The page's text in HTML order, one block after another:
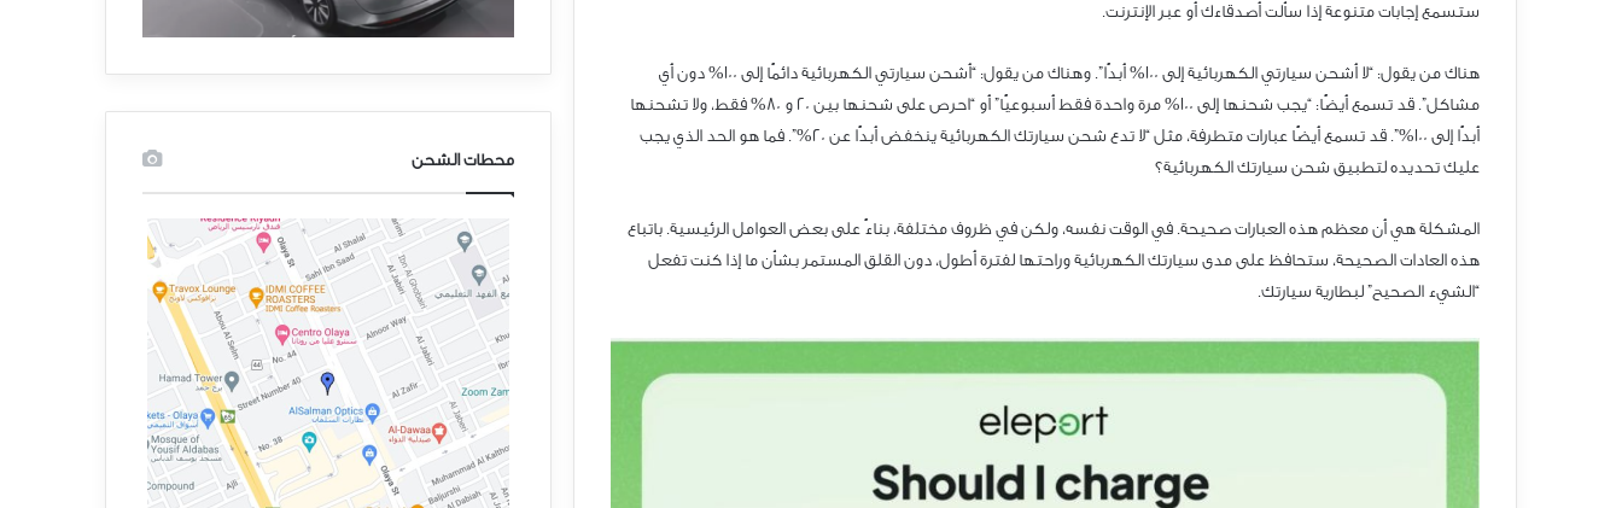
ستسمع إجابات متنوعة إذا سألت أصدقاءك أو عبر الإنترنت.
هناك من يقول: “لا أشحن سيارتي الكهربائية إلى 001% أبدًا”. وهناك من يقول: “أشحن سيارتي الكهربائية دائمًا إلى 001% دون أي
مشاكل”. قد تسمع أيضًا: “يجب شحنها إلى 001% مرة واحدة فقط أسبوعيًا” أو “احرص على شحنها بين 02 و 08% فقط، ولا تشحنها
أبدًا إلى 001%”. قد تسمع أيضًا عبارات متطرفة، مثل “لا تدع شحن سيارتك الكهربائية ينخفض ​​أبدًا عن 02%”. فما هو الحد الذي يجب
عليك تحديده لتطبيق شحن سيارتك الكهربائية؟
المشكلة هي أن معظم هذه العبارات صحيحة. في الوقت نفسه، ولكن في ظروف مختلفة، بناءً على بعض العوامل الرئيسية. باتباع
هذه العادات الصحيحة، ستحافظ على مدى سيارتك الكهربائية وراحتها لفترة أطول، دون القلق المستمر بشأن ما إذا كنت تفعل
“الشيء الصحيح” لبطارية سيارتك.
محطات الشحن